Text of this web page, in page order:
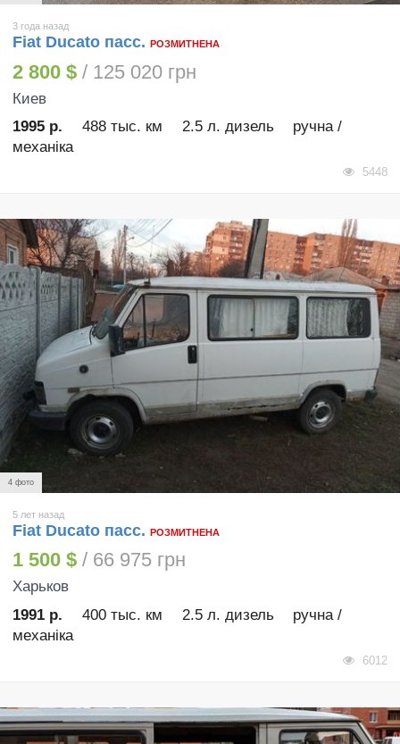
3 года назад
Fiat Ducato пасс. РОЗМИТНЕНА
2 800 $ / 125 020 грн
Киев
1995 р.
488 тыс. км 2.5 л. дизель
ручна /
механіка
5448
4 фото
5 лет назад
Fiat Ducato пасс. РОЗМИТНЕНА
1 500 $ / 66 975 грн
Харьков
1991 р.
400 тыс. км 2.5 л. дизель
ручна /
механіка
6012